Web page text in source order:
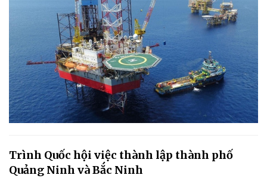
Trình Quốc hội việc thành lập thành phố
Quảng Ninh và Bắc Ninh